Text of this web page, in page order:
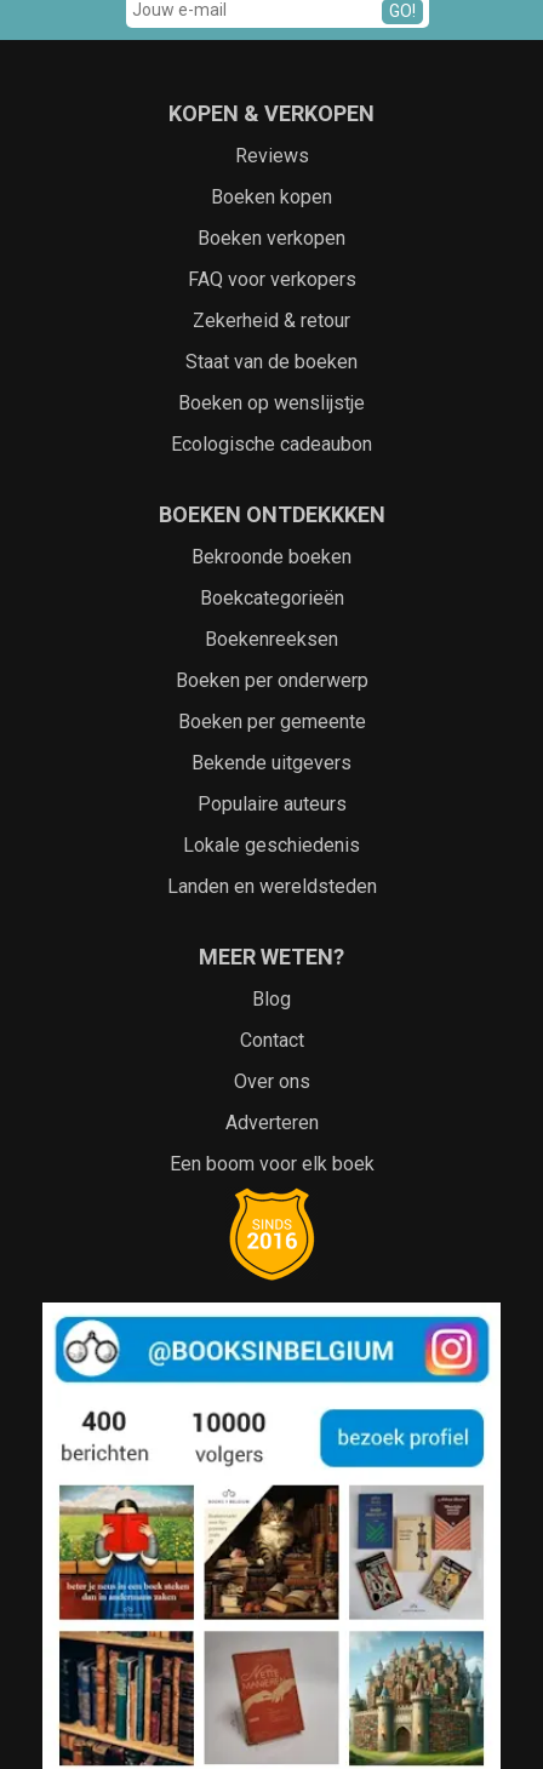
GO!
KOPEN & VERKOPEN
Reviews
Boeken kopen
Boeken verkopen
FAQ voor verkopers
Zekerheid & retour
Staat van de boeken
Boeken op wenslijstje
Ecologische cadeaubon
BOEKEN ONTDEKKKEN
Bekroonde boeken
Boekcategorieën
Boekenreeksen
Boeken per onderwerp
Boeken per gemeente
Bekende uitgevers
Populaire auteurs
Lokale geschiedenis
Landen en wereldsteden
MEER WETEN?
Blog
Contact
Over ons
Adverteren
Een boom voor elk boek